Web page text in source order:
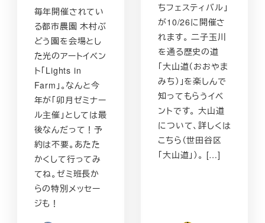
毎年開催されてい
る都市農園 木村ぶ
どう園を会場とし
た光のアートイベン
ト「Lights in
Farm」。なんと今
年が「卯月ゼミナー
ル主催」としては最
後なんだって！予
約は不要。あたた
かくして行ってみ
てね。ゼミ班長か
らの特別メッセー
ジも！
ちフェスティバル」
が10/26に開催さ
れます。 二子玉川
を通る歴史の道
「大山道（おおやま
みち）」を楽しんで
知ってもらうイベ
ントです。 大山道
について、詳しくは
こちら（世田谷区
「大山道」）。 […]